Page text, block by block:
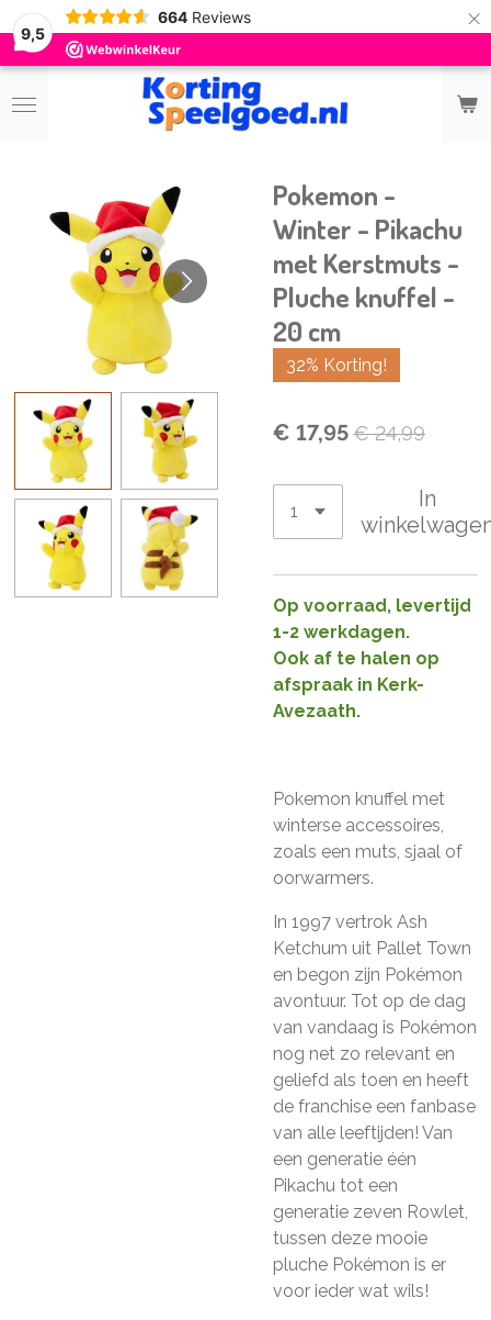
9,5
664 Reviews ×
Pokemon -
Winter - Pikachu
met Kerstmuts -
Pluche knuffel -
20 cm
32% Korting!
€ 17,95€ 24,99
In
Op voorraad, levertijd
1-2 werkdagen.
Ook af te halen op
afspraak in Kerk-
Avezaath.
Pokemon knuffel met
winterse accessoires,
zoals een muts, sjaal of
oorwarmers.
In 1997 vertrok Ash
Ketchum uit Pallet Town
en begon zijn Pokémon
avontuur. Tot op de dag
van vandaag is Pokémon
nog net zo relevant en
geliefd als toen en heeft
de franchise een fanbase
van alle leeftijden! Van
een generatie één
Pikachu tot een
generatie zeven Rowlet,
tussen deze mooie
pluche Pokémon is er
voor ieder wat wils!